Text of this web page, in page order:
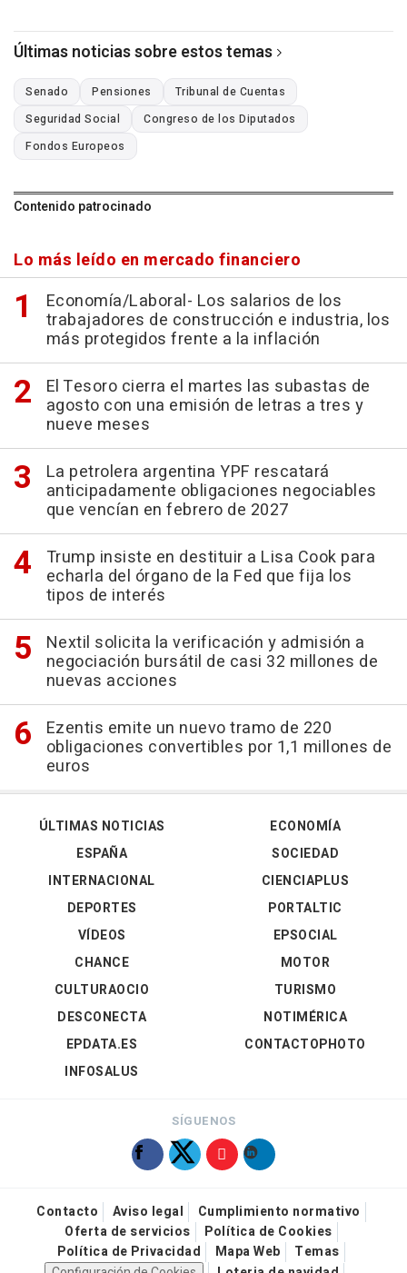
Últimas noticias sobre estos temas
Senado Pensiones
Tribunal de Cuentas
Seguridad Social
Congreso de los Diputados
Fondos Europeos
Contenido patrocinado
Lo más leído en mercado financiero
Economía/Laboral- Los salarios de los
trabajadores de construcción e industria, los
más protegidos frente a la inflación
El Tesoro cierra el martes las subastas de
agosto con una emisión de letras a tres y
nueve meses
La petrolera argentina YPF rescatará
anticipadamente obligaciones negociables
que vencían en febrero de 2027
Trump insiste en destituir a Lisa Cook para
echarla del órgano de la Fed que fija los
tipos de interés
Nextil solicita la verificación y admisión a
negociación bursátil de casi 32 millones de
nuevas acciones
Ezentis emite un nuevo tramo de 220
obligaciones convertibles por 1,1 millones de
euros
ÚLTIMAS NOTICIAS
ESPAÑA
INTERNACIONAL
DEPORTES
VÍDEOS
ECONOMÍA
SOCIEDAD
CIENCIAPLUS
PORTALTIC
EPSOCIAL
CHANCE
CULTURAOCIO
DESCONECTA
EPDATA.ES
INFOSALUS
MOTOR
TURISMO
NOTIMÉRICA
CONTACTOPHOTO
SÍGUENOS
Contacto Aviso legal
Cumplimiento normativo
Oferta de servicios
Política de Cookies
Política de Privacidad
Mapa Web
Temas